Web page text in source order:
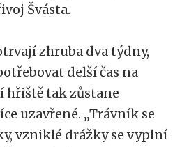
Švásta.
zhruba dva týdny,
delší čas na
hřiště tak zůstane
uzavřené. „Trávník se
vzniklé drážky se vyplní